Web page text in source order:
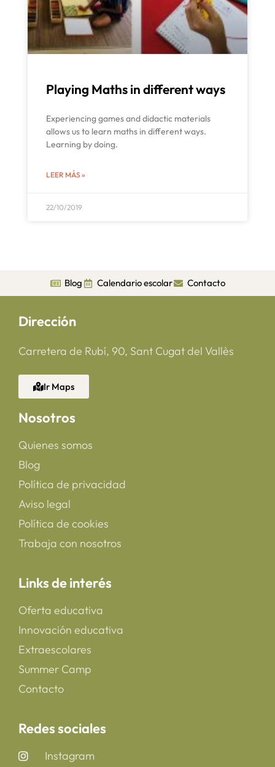
Playing Maths in different ways
Experiencing games and didactic materials
allows us to learn maths in different ways.
Learning by doing.
LEER MÁS »
22/10/2019
Blog Calendario escolar Contacto
Dirección
Carretera de Rubí, 90, Sant Cugat del Vallès
Ir Maps
Nosotros
Quienes somos
Blog
Política de privacidad
Aviso legal
Política de cookies
Trabaja con nosotros
Links de interés
Oferta educativa
Innovación educativa
Extraescolares
Summer Camp
Contacto
Redes sociales
Instagram